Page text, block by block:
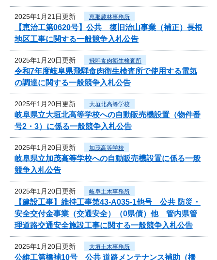
2025年1月21日更新 恵那農林事務所
【恵治工第0620号】公共 復旧治山事業（補正）長根
地区工事に関する一般競争入札公告
2025年1月20日更新 飛騨食肉衛生検査所
令和7年度岐阜県飛騨食肉衛生検査所で使用する電気
の調達に関する一般競争入札公告
2025年1月20日更新 大垣北高等学校
岐阜県立大垣北高等学校への自動販売機設置（物件番
号2・3）に係る一般競争入札公告
2025年1月20日更新 加茂高等学校
岐阜県立加茂高等学校への自動販売機設置に係る一般
競争入札公告
2025年1月20日更新 岐阜土木事務所
【建設工事】維持工事第43-A035-1他号 公共 防災・
安全交付金事業（交通安全）（0県債）他 管内県管
理道路交通安全施設工事に関する一般競争入札公告
2025年1月20日更新 大垣土木事務所
公維工第橋補10号 公共 道路メンテナンス補助（橋